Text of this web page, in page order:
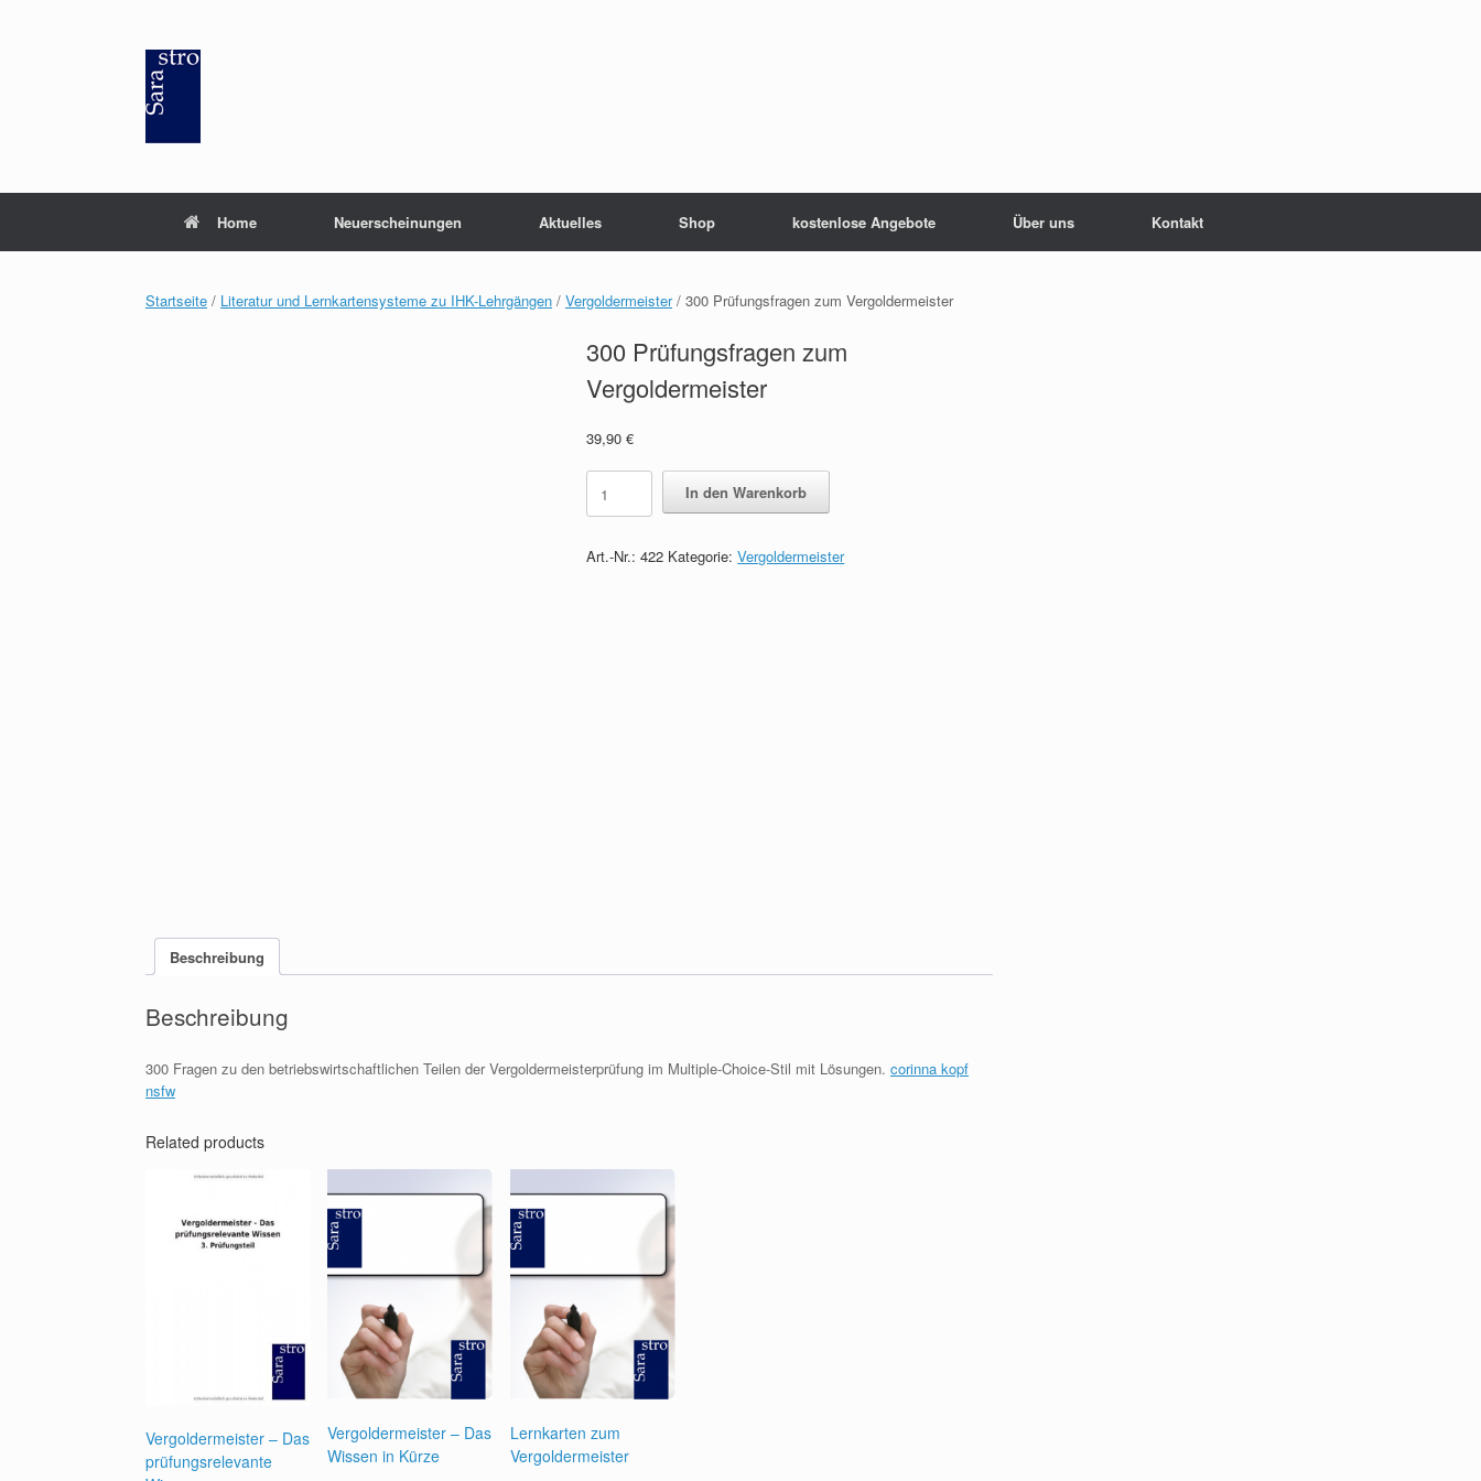
Home Neuerscheinungen Aktuelles Shop kostenlose Angebote Über uns Kontakt
Startseite / Literatur und Lernkartensysteme zu IHK-Lehrgängen / Vergoldermeister/ 300 Prüfungsfragen zum Vergoldermeister
300 Prüfungsfragen zum
Vergoldermeister
39,90€
300
Prüfungsfragen
zum
quantity
In den Warenkorb
Art.-Nr.:422 Kategorie:Vergoldermeister
Beschreibung
Beschreibung
300 Fragen zu den betriebswirtschaftlichen Teilen der Vergoldermeisterprüfung im Multiple-Choice-Stil mit Lösungen. corinna kopf
nsfw
Related products
Vergoldermeister – Das
prüfungsrelevante
Vergoldermeister – Das
Wissen in Kürze
Lernkarten zum
Vergoldermeister